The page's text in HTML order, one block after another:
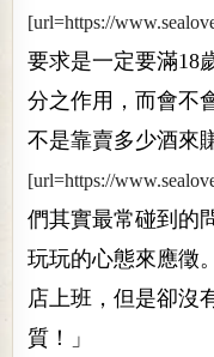
[url=https://
要求是一定要滿18
分之作用，而會不
不是靠賣多少酒來
[url=https://
們其實最常碰到的
玩玩的心態來應徵
店上班，但是卻沒
質！」